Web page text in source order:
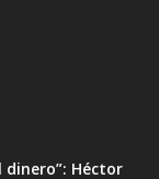
dinero”: Héctor